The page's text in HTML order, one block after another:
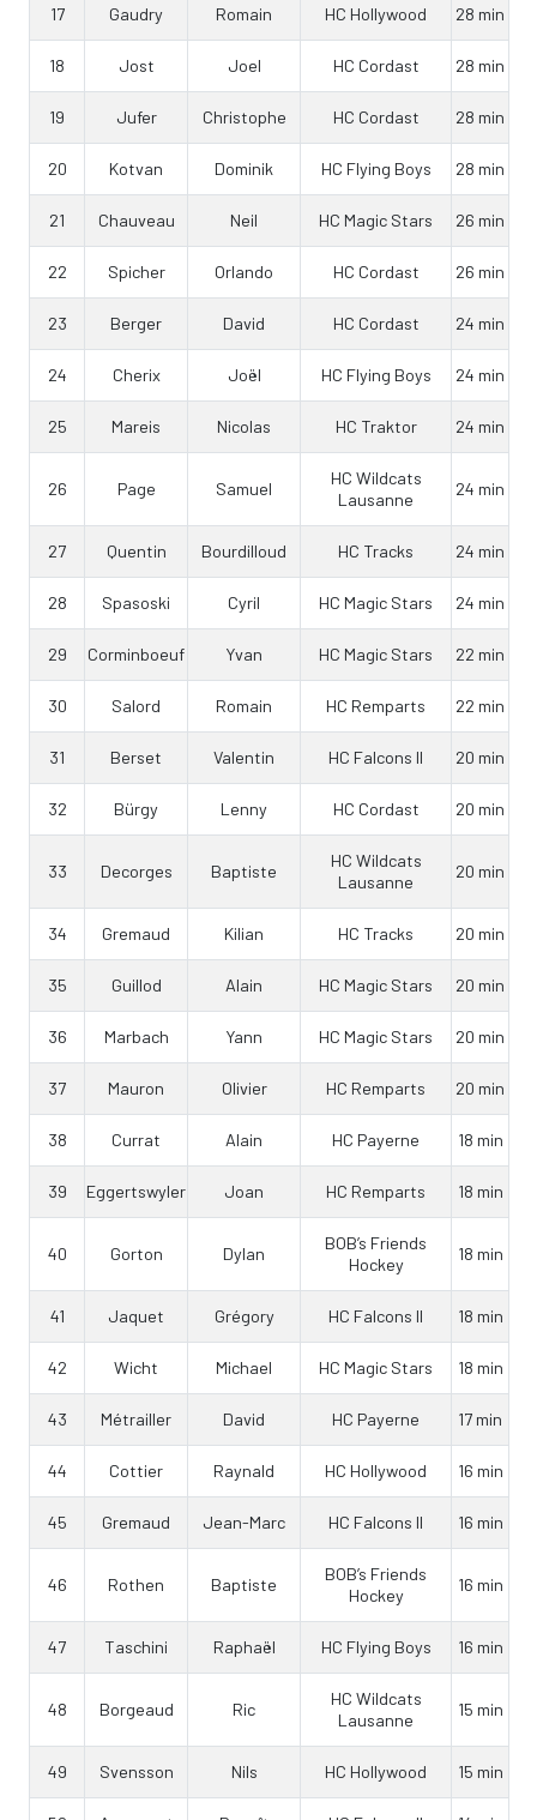
17 Gaudry Romain HC Hollywood 28 min
18 Jost Joel HC Cordast 28 min
19 Jufer Christophe HC Cordast 28 min
20 Kotvan Dominik HC Flying Boys 28 min
21 Chauveau Neil HC Magic Stars 26 min
22 Spicher Orlando HC Cordast 26 min
23 Berger David HC Cordast 24 min
24 Cherix Joël HC Flying Boys 24 min
25 Mareis Nicolas HC Traktor 24 min
26 Page Samuel
HC Wildcats
Lausanne
24 min
27 Quentin Bourdilloud HC Tracks 24 min
28 Spasoski Cyril HC Magic Stars 24 min
29 Corminboeuf Yvan HC Magic Stars 22 min
30 Salord Romain HC Remparts 22 min
31 Berset Valentin HC Falcons II 20 min
32 Bürgy Lenny HC Cordast 20 min
33 Decorges Baptiste
HC Wildcats
Lausanne
20 min
34 Gremaud Kilian HC Tracks 20 min
35 Guillod Alain HC Magic Stars 20 min
36 Marbach Yann HC Magic Stars 20 min
37 Mauron Olivier HC Remparts 20 min
38 Currat Alain HC Payerne 18 min
39 Eggertswyler Joan HC Remparts 18 min
40 Gorton Dylan
BOB’s Friends
Hockey
18 min
41 Jaquet Grégory HC Falcons II 18 min
42 Wicht Michael HC Magic Stars 18 min
43 Métrailler David HC Payerne 17 min
44 Cottier Raynald HC Hollywood 16 min
45 Gremaud Jean-Marc HC Falcons II 16 min
46 Rothen Baptiste
BOB’s Friends
Hockey
16 min
47 Taschini Raphaël HC Flying Boys 16 min
48 Borgeaud Ric
HC Wildcats
Lausanne
15 min
49 Svensson Nils HC Hollywood 15 min